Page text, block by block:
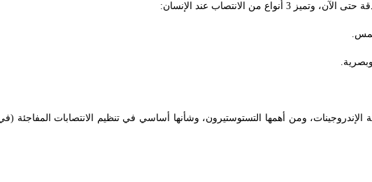
من الانتصاب عند الإنسان :
.
.
الإندروجينات، ومن أهمها التستوستيرون، وشأنها أساسي في تنظيم الانتصابات المفاجئة